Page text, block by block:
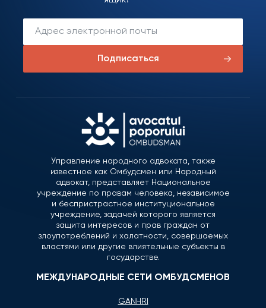
Подписаться
Управление народного адвоката, также
известное как Омбудсмен или Народный
адвокат, представляет Национальное
учреждение по правам человека, независимое
и беспристрастное институциональное
учреждение, задачей которого является
защита интересов и прав граждан от
злоупотреблений и халатности, совершаемых
властями или другие влиятельные субъекты в
государстве.
МЕЖДУНАРОДНЫЕ СЕТИ ОМБУДСМЕНОВ
GANHRI